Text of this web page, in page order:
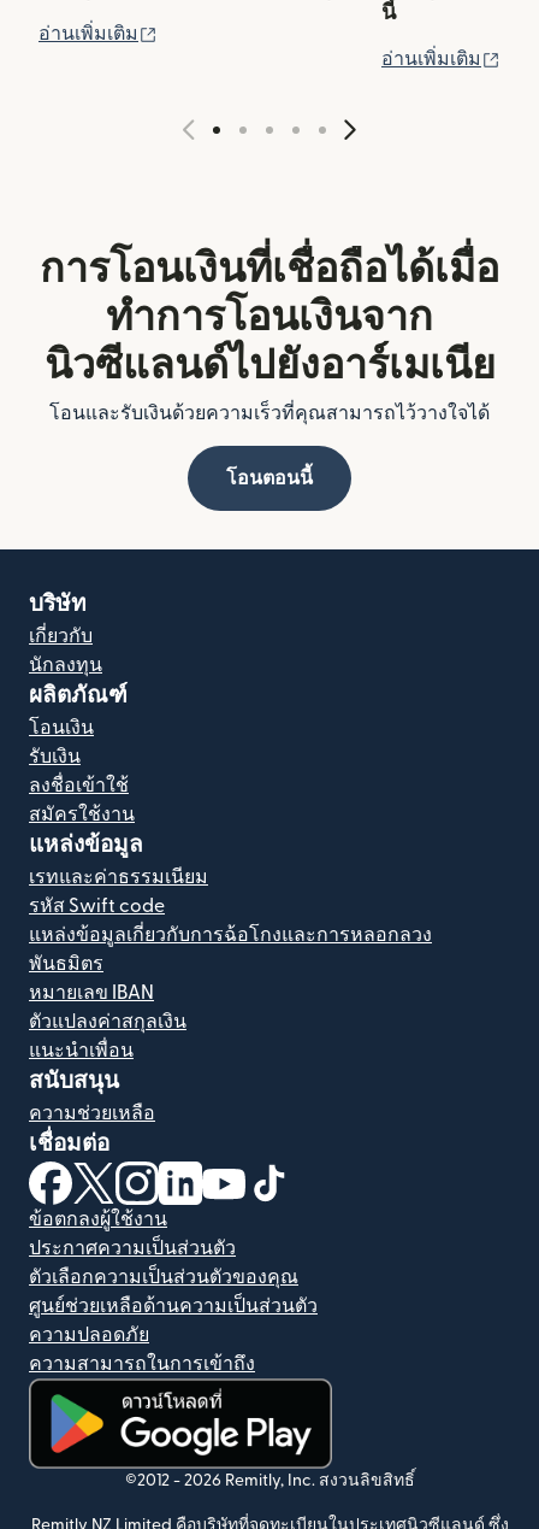
อ่านเพิ่มเติม
นี้
อ่านเพิ่มเติม
การโอนเงินที่เชื่อถือได้เมื่อ
ทำการโอนเงินจาก
นิวซีแลนด์ไปยังอาร์เมเนีย
โอนและรับเงินด้วยความเร็วที่คุณสามารถไว้วางใจได้
โอนตอนนี้
บริษัท
เกี่ยวกับ
นักลงทุน
ผลิตภัณฑ์
โอนเงิน
รับเงิน
ลงชื่อเข้าใช้
สมัครใช้งาน
แหล่งข้อมูล
เรทและค่าธรรมเนียม
รหัส Swift code
แหล่งข้อมูลเกี่ยวกับการฉ้อโกงและการหลอกลวง
พันธมิตร
หมายเลข IBAN
ตัวแปลงค่าสกุลเงิน
แนะนำเพื่อน
สนับสนุน
ความช่วยเหลือ
เชื่อมต่อ
(เปิดในหน้าต่างใหม่)
(เปิดในหน้าต่างใหม่)
(เปิดในหน้าต่างใหม่)
(เปิดในหน้าต่างใหม่)
(เปิดในหน้าต่างใหม่)
ข้อตกลงผู้ใช้งาน
ประกาศความเป็นส่วนตัว
ตัวเลือกความเป็นส่วนตัวของคุณ
ศูนย์ช่วยเหลือด้านความเป็นส่วนตัว
ความปลอดภัย
ความสามารถในการเข้าถึง
(เปิดในหน้าต่างใหม่)
©2012 - 2026 Remitly, Inc. สงวนลิขสิทธิ์
Remitly NZ Limited คือบริษัทที่จดทะเบียนในประเทศนิวซีแลนด์ ซึ่ง